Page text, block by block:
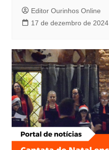
Editor Ourinhos Online
17 de dezembro de 2024